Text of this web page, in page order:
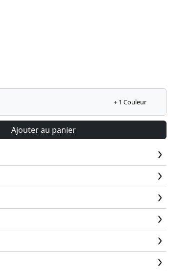
+ 1 Couleur
Ajouter au panier